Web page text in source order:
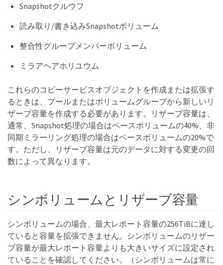
Snapshotクルウフ
読み取り/書き込みSnapshotボリューム
整合性グループメンバーボリューム
ミラアヘアホリユウム
これらのコピーサービスオブジェクトを作成または拡張す
るときは、プールまたはボリュームグループから新しいリ
ザーブ容量を作成する必要があります。リザーブ容量は、
通常、Snapshot処理の場合はベースボリュームの40%、非
同期ミラーリング処理の場合はベースボリュームの20%で
す。ただし、リザーブ容量は元のデータに対する変更の回
数によって異なります。
シンボリュームとリザーブ容量
シンボリュームの場合、最大レポート容量の256TiBに達し
ていると容量を拡張できません。シンボリュームのリザー
ブ容量が最大レポート容量よりも大きいサイズに設定され
ていることを確認してください。（シンボリュームは常に